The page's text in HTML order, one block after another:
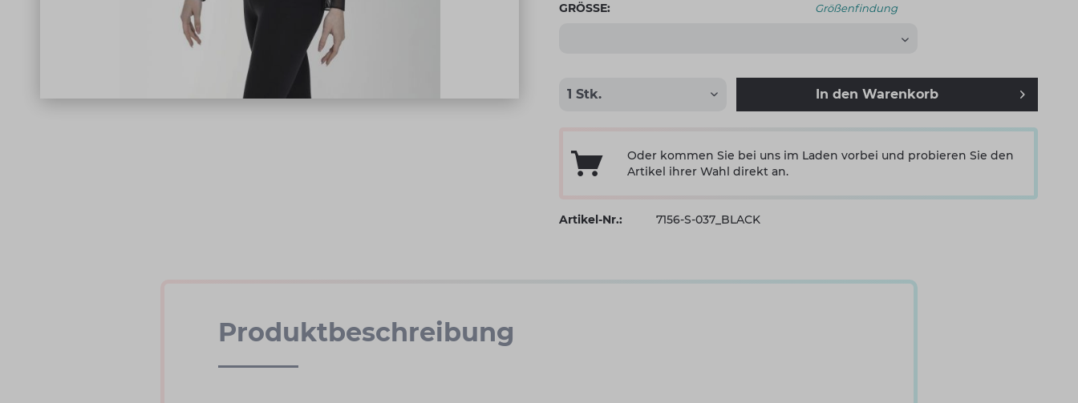
GRÖSSE: Größenfindung
In den Warenkorb
Oder kommen Sie bei uns im Laden vorbei und probieren Sie den
Artikel ihrer Wahl direkt an.
Artikel-Nr.: 7156-S-037_BLACK
Produktbeschreibung